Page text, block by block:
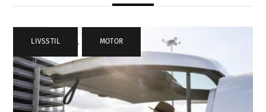
LIVSSTIL , MOTOR